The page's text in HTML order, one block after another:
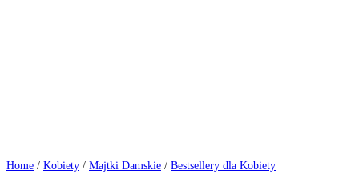
Home / Kobiety / Majtki Damskie / Bestsellery dla Kobiety